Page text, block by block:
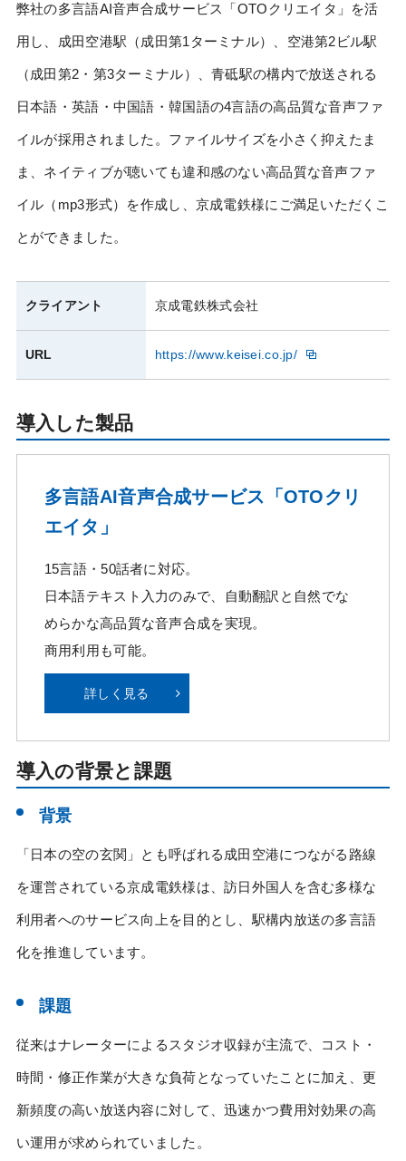
弊社の多言語AI音声合成サービス「OTOクリエイタ」を活
用し、成田空港駅（成田第1ターミナル）、空港第2ビル駅
（成田第2・第3ターミナル）、青砥駅の構内で放送される
日本語・英語・中国語・韓国語の4言語の高品質な音声ファ
イルが採用されました。ファイルサイズを小さく抑えたま
ま、ネイティブが聴いても違和感のない高品質な音声ファ
イル（mp3形式）を作成し、京成電鉄様にご満足いただくこ
とができました。
クライアント 京成電鉄株式会社
URL https://www.keisei.co.jp/
導入した製品
多言語AI音声合成サービス「OTOクリ
エイタ」
15言語・50話者に対応。
日本語テキスト入力のみで、自動翻訳と自然でな
めらかな高品質な音声合成を実現。
商用利用も可能。
詳しく見る
導入の背景と課題
背景
「日本の空の玄関」とも呼ばれる成田空港につながる路線
を運営されている京成電鉄様は、訪日外国人を含む多様な
利用者へのサービス向上を目的とし、駅構内放送の多言語
化を推進しています。
課題
従来はナレーターによるスタジオ収録が主流で、コスト・
時間・修正作業が大きな負荷となっていたことに加え、更
新頻度の高い放送内容に対して、迅速かつ費用対効果の高
い運用が求められていました。